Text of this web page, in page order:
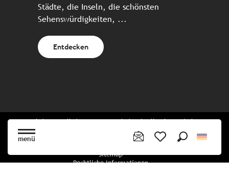
menü
Städte, die Inseln, die schönsten
Sehenswürdigkeiten, ...
Entdecken
Website erstellt in Zusammenarbeit mit allen bretonischen
Tourismuspartnern
Sitemap
Rechtliche Informationen